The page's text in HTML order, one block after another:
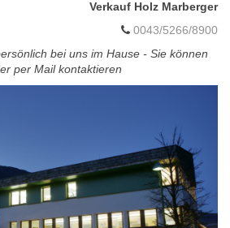
Verkauf Holz Marberger
0043/5266/8900
bei uns im Hause - Sie können
per Mail kontaktieren